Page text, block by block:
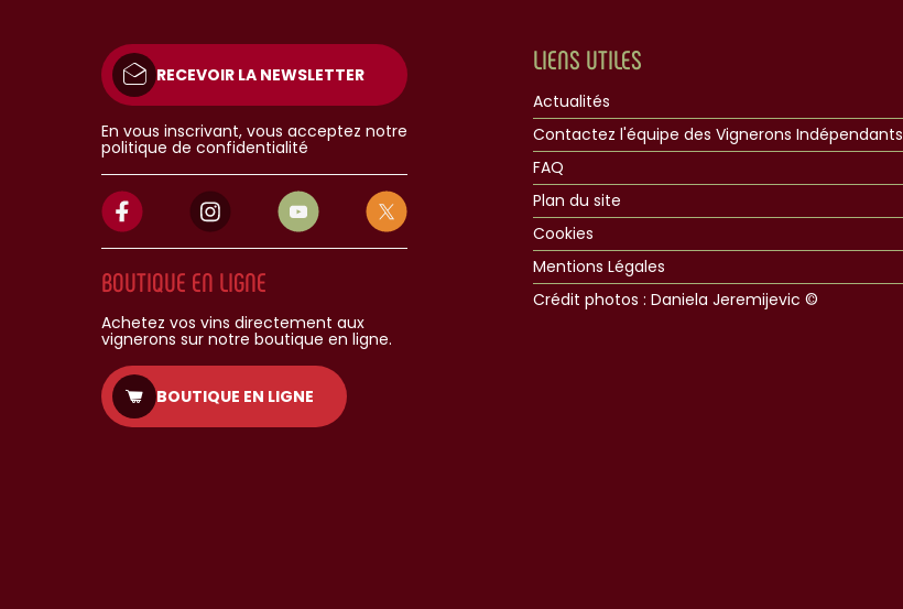
RECEVOIR LA NEWSLETTER
En vous inscrivant, vous acceptez notre
politique de confidentialité
BOUTIQUE EN LIGNE
Achetez vos vins directement aux
vignerons sur notre boutique en ligne.
BOUTIQUE EN LIGNE
LIENS UTILES
Actualités
Contactez l'équipe des Vignerons Indépendants
FAQ
Plan du site
Cookies
Mentions Légales
Crédit photos : Daniela Jeremijevic ©​